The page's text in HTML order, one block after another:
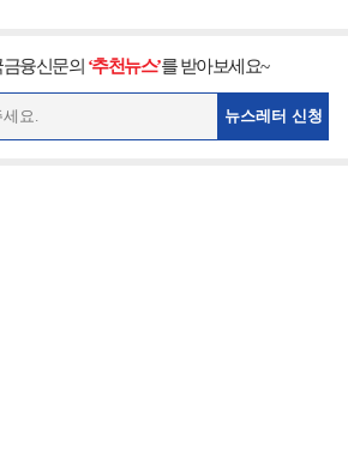
금융신문의 ‘추천뉴스’를 받아보세요~
뉴스레터 신청